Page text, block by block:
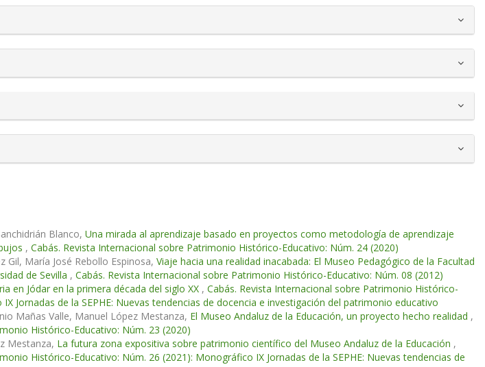
Blanco, Una mirada al aprendizaje basado en proyectos como metodología de aprendizaje
, Cabás. Revista Internacional sobre Patrimonio Histórico-Educativo: Núm. 24 (2020)
Gil, María José Rebollo Espinosa, Viaje hacia una realidad inacabada: El Museo Pedagógico de la Facultad
de Sevilla , Cabás. Revista Internacional sobre Patrimonio Histórico-Educativo: Núm. 08 (2012)
en Jódar en la primera década del siglo XX , Cabás. Revista Internacional sobre Patrimonio Histórico-
Jornadas de la SEPHE: Nuevas tendencias de docencia e investigación del patrimonio educativo
Mañas Valle, Manuel López Mestanza, El Museo Andaluz de la Educación, un proyecto hecho realidad ,
Histórico-Educativo: Núm. 23 (2020)
Mestanza, La futura zona expositiva sobre patrimonio científico del Museo Andaluz de la Educación ,
Histórico-Educativo: Núm. 26 (2021): Monográfico IX Jornadas de la SEPHE: Nuevas tendencias de